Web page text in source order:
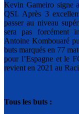
Kevin Gameiro signe
QSI. Après 3
passer au niveau
sera pas forcément
Antoine Kombouaré
buts marqués en 77
pour l’Espagne et le
revient en 2021 au
Tous les buts :